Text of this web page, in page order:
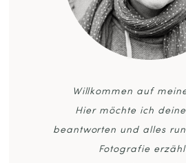
Willkommen auf
Hier möchte ich
beantworten und alles
Fotografie